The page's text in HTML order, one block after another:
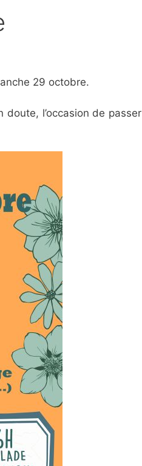
29 octobre.
doute, l’occasion de passer